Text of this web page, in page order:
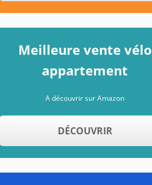
Meilleure vente vélo
appartement
A découvrir sur Amazon
DÉCOUVRIR